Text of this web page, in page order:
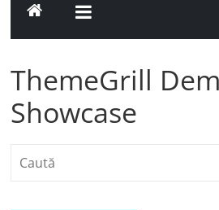
ThemeGrill
Showcase